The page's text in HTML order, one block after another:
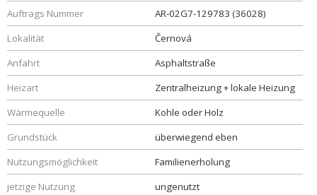
Auftrags Nummer
AR-02G7-129783 (36028)
Lokalität
Černová
Anfahrt
Asphaltstraße
Heizart
Zentralheizung + lokale Heizung
Wärmequelle
Kohle oder Holz
Grundstück
überwiegend eben
Nutzungsmöglichkeit
Familienerholung
jetzige Nutzung
ungenutzt